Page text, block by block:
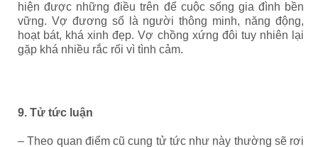
hiện được những điều trên để cuộc sống gia đình bền
vững. Vợ đương số là người thông minh, năng động,
hoạt bát, khá xinh đẹp. Vợ chồng xứng đôi tuy nhiên lại
gặp khá nhiều rắc rối vì tình cảm.
9. Tử tức luận
– Theo quan điểm cũ cung tử tức như này thường sẽ rơi